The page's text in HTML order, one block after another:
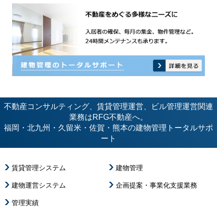
不動産コンサルティング、賃貸管理運営、ビル管理運営関連
業務はRFG不動産へ。
福岡・北九州・久留米・佐賀・熊本の建物管理トータルサポ
ート
賃貸管理システム 建物管理
建物運営システム 企画提案・事業化支援業務
管理実績